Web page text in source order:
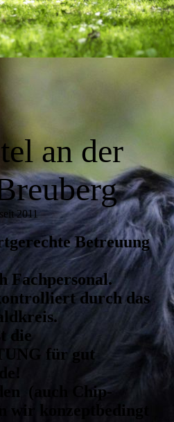
an der
seit 2011
Betreuung
Fachpersonal.
durch das
die
für gut
(auch Chip-
wir konzeptbedingt